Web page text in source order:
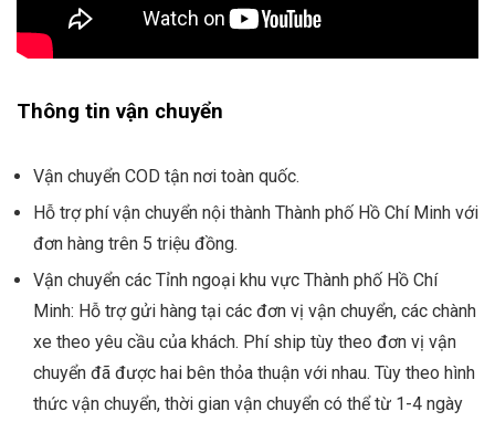
Thông tin vận chuyển
Vận chuyển COD tận nơi toàn quốc.
Hỗ trợ phí vận chuyển nội thành Thành phố Hồ Chí Minh với
đơn hàng trên 5 triệu đồng.
Vận chuyển các Tỉnh ngoại khu vực Thành phố Hồ Chí
Minh: Hỗ trợ gửi hàng tại các đơn vị vận chuyển, các chành
xe theo yêu cầu của khách. Phí ship tùy theo đơn vị vận
chuyển đã được hai bên thỏa thuận với nhau. Tùy theo hình
thức vận chuyển, thời gian vận chuyển có thể từ 1-4 ngày